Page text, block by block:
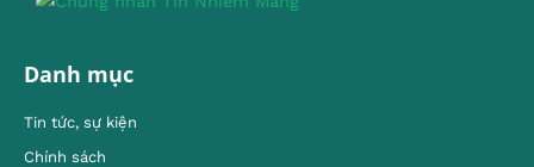
Danh mục
Tin tức, sự kiện
Chính sách